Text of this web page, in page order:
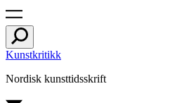
Kunstkritikk
Nordisk kunsttidsskrift